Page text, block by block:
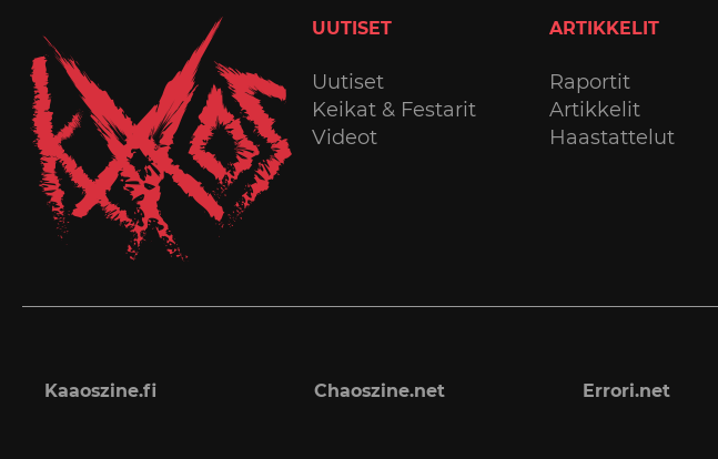
UUTISET
Uutiset
Keikat & Festarit
Videot
ARTIKKELIT
Raportit
Artikkelit
Haastattelut
Kaaoszine.fi Chaoszine.net Errori.net